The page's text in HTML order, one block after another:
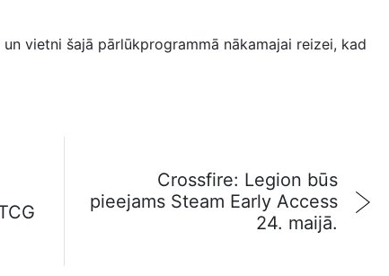
vietni šajā pārlūkprogrammā nākamajai reizei, kad
Crossfire: Legion būs
pieejams Steam Early Access
24. maijā.